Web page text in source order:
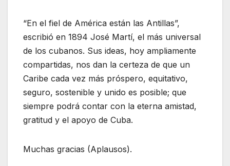
“En el fiel de América están las Antillas”,
escribió en 1894 José Martí, el más universal
de los cubanos. Sus ideas, hoy ampliamente
compartidas, nos dan la certeza de que un
Caribe cada vez más próspero, equitativo,
seguro, sostenible y unido es posible; que
siempre podrá contar con la eterna amistad,
gratitud y el apoyo de Cuba.
Muchas gracias (Aplausos).